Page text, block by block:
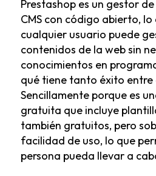
Prestashop es un gestor
CMS con código abierto,
cualquier usuario puede
contenidos de la web sin
conocimientos en
qué tiene tanto éxito entre
Sencillamente porque es
gratuita que incluye
también gratuitos, pero
facilidad de uso, lo que
persona pueda llevar a